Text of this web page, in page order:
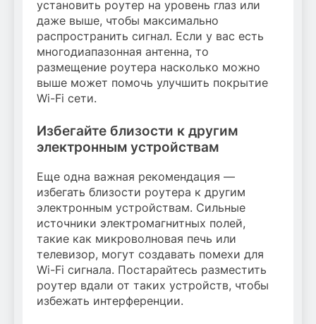
установить роутер на уровень глаз или
даже выше, чтобы максимально
распространить сигнал. Если у вас есть
многодиапазонная антенна, то
размещение роутера насколько можно
выше может помочь улучшить покрытие
Wi-Fi сети.
Избегайте близости к другим
электронным устройствам
Еще одна важная рекомендация —
избегать близости роутера к другим
электронным устройствам. Сильные
источники электромагнитных полей,
такие как микроволновая печь или
телевизор, могут создавать помехи для
Wi-Fi сигнала. Постарайтесь разместить
роутер вдали от таких устройств, чтобы
избежать интерференции.